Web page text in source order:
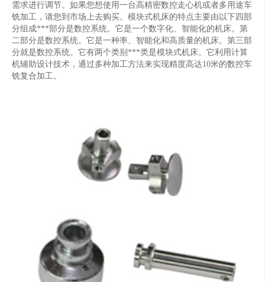
需求进行调节。如果您想使用一台高精密数控走心机或者多用途车
铣加工，请您到市场上去购买。模块式机床的特点主要由以下四部
分组成***部分是数控系统。它是一个数字化、智能化的机床。第
二部分是数控系统。它是一种率、智能化和高质量的机床。第三部
分就是数控系统。它有两个类别***类是模块式机床。它利用计算
机辅助设计技术，通过多种加工方法来实现精度高达10米的数控车
铣复合加工。